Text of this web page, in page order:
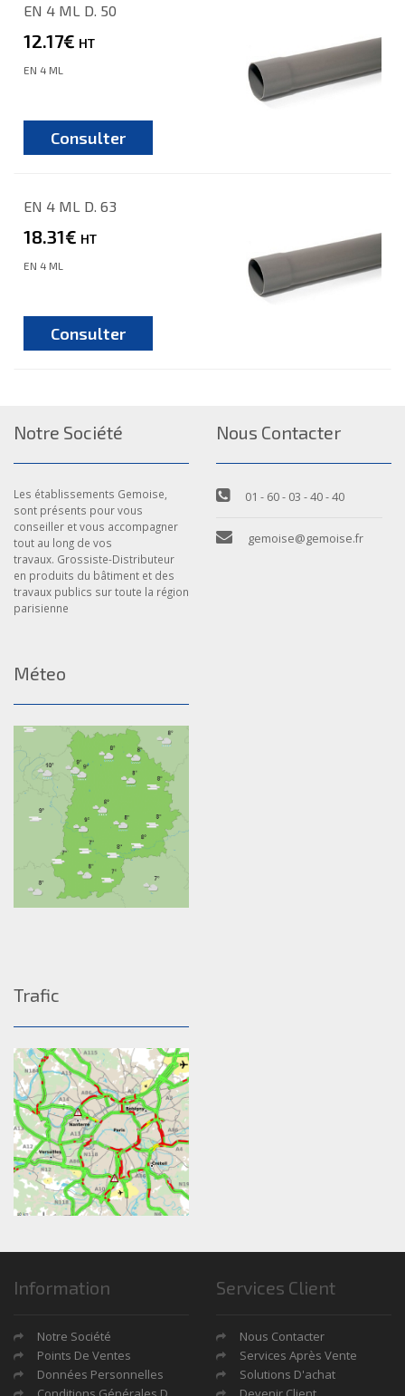
EN 4 ML D. 50
12.17€ HT
EN 4 ML
Consulter
EN 4 ML D. 63
18.31€ HT
EN 4 ML
Consulter
Notre Société
Les établissements Gemoise,
sont présents pour vous
conseiller et vous accompagner
tout au long de vos
travaux. Grossiste-Distributeur
en produits du bâtiment et des
travaux publics sur toute la région
parisienne
Nous Contacter
01 - 60 - 03 - 40 - 40
gemoise@gemoise.fr
Méteo
Trafic
Information
Notre Société
Points De Ventes
Données Personnelles
Services Client
Nous Contacter
Services Après Vente
Solutions D'achat